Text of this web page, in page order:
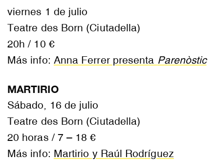
viernes 1 de julio
Teatre des Born (Ciutadella)
20h / 10 €
Más info: Anna Ferrer presenta Parenòstic
MARTIRIO
Sábado, 16 de julio
Teatre des Born (Ciutadella)
20 horas / 7 – 18 €
Más info: Martirio y Raúl Rodríguez